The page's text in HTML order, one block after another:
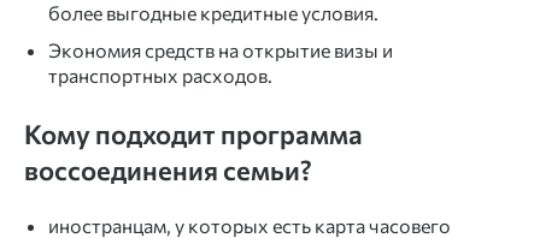
более выгодные кредитные условия.
Экономия средств на открытие визы и
транспортных расходов.
Кому подходит программа
воссоединения семьи?
иностранцам, у которых есть карта часовего